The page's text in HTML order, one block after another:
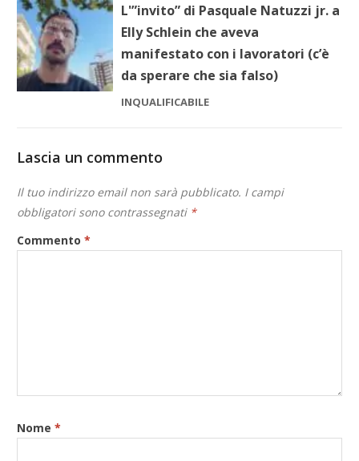
L'”invito” di Pasquale Natuzzi jr. a
Elly Schlein che aveva
manifestato con i lavoratori (c’è
da sperare che sia falso)
INQUALIFICABILE
Lascia un commento
Il tuo indirizzo email non sarà pubblicato. I campi
obbligatori sono contrassegnati *
Commento*
Nome*